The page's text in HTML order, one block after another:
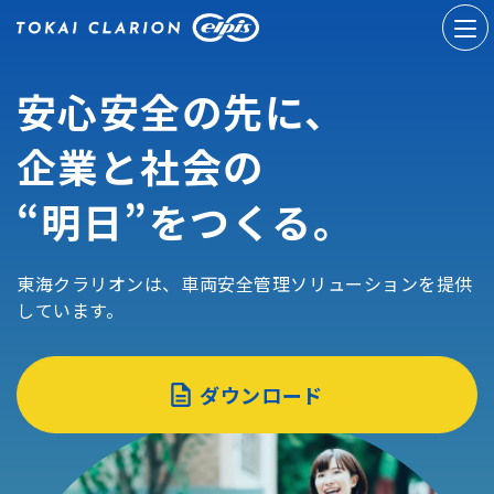
安心安全の先に、
企業と社会の
“明日”をつくる。
東海クラリオンは、車両安全管理ソリューションを提供
しています。
ダウンロード